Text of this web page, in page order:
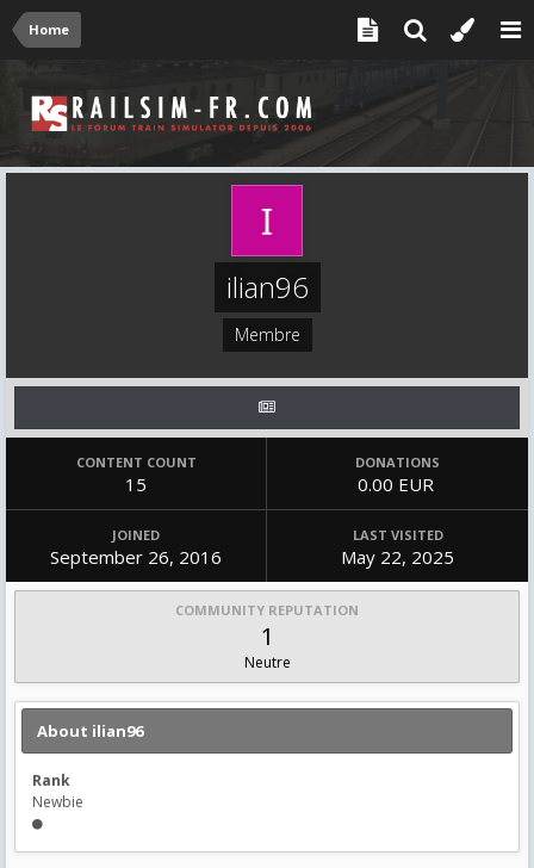
Home
ilian96
Membre
CONTENT COUNT
15
DONATIONS
0.00 EUR
JOINED
September 26, 2016
LAST VISITED
May 22, 2025
COMMUNITY REPUTATION
1
Neutre
About ilian96
Rank
Newbie